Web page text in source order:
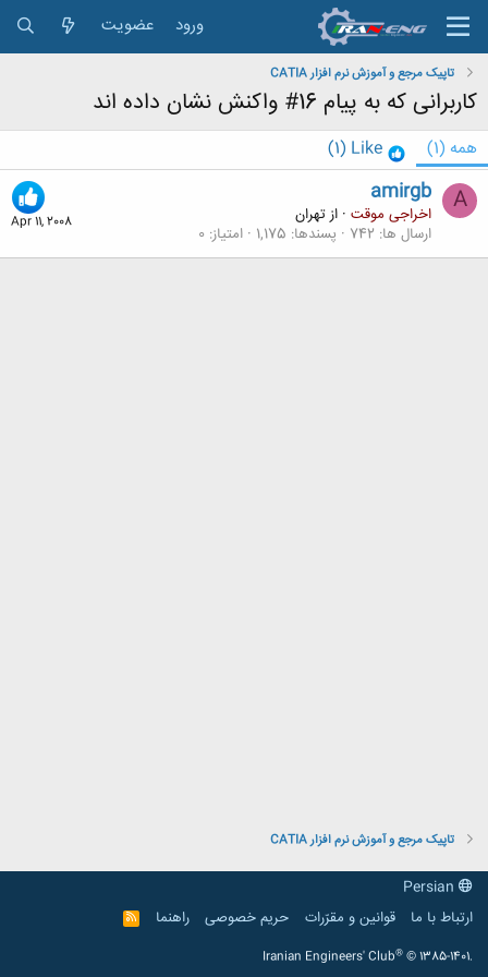
ورود عضویت
تاپیک مرجع و آموزش نرم افزار CATIA
کاربرانی که به پیام 16# واکنش نشان داده اند
همه (1)
Like
(1)
A
Apr 11, 2008
amirgb
اخراجی موقت · ازتهران
ارسال ها 742 پسندها 1,175 امتیاز 0
تاپیک مرجع و آموزش نرم افزار CATIA
ارتباط با ما
قوانین و مقرّرات حریم خصوصی راهنما
R
S
Iranian Engineers' Club® © 1385-1401.